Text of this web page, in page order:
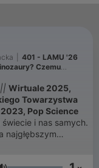
401 - LAMU '26
Czemu
|| Wirtuale 2025,
Towarzystwa
Pop Science
i nas samych.
najgłębszym
którzy